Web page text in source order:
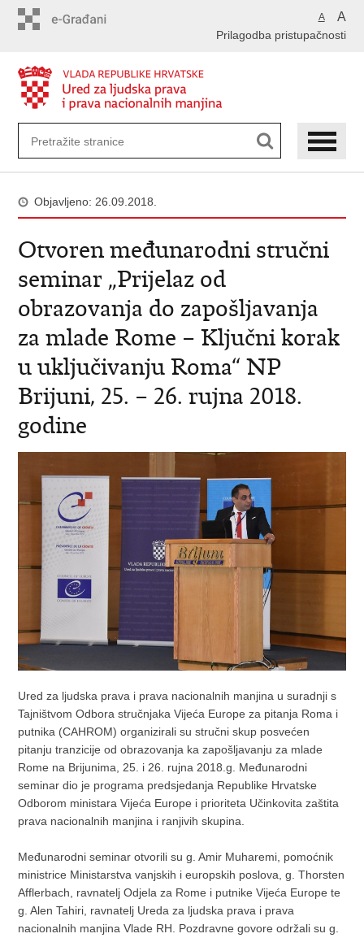
A A
Prilagodba pristupačnosti
Objavljeno: 26.09.2018.
Otvoren međunarodni stručni
seminar „Prijelaz od
obrazovanja do zapošljavanja
za mlade Rome – Ključni korak
u uključivanju Roma“ NP
Brijuni, 25. – 26. rujna 2018.
godine
Ured za ljudska prava i prava nacionalnih manjina u suradnji s
Tajništvom Odbora stručnjaka Vijeća Europe za pitanja Roma i
putnika (CAHROM) organizirali su stručni skup posvećen
pitanju tranzicije od obrazovanja ka zapošljavanju za mlade
Rome na Brijunima, 25. i 26. rujna 2018.g. Međunarodni
seminar dio je programa predsjedanja Republike Hrvatske
Odborom ministara Vijeća Europe i prioriteta Učinkovita zaštita
prava nacionalnih manjina i ranjivih skupina.
Međunarodni seminar otvorili su g. Amir Muharemi, pomoćnik
ministrice Ministarstva vanjskih i europskih poslova, g. Thorsten
Afflerbach, ravnatelj Odjela za Rome i putnike Vijeća Europe te
g. Alen Tahiri, ravnatelj Ureda za ljudska prava i prava
nacionalnih manjina Vlade RH. Pozdravne govore održali su g.